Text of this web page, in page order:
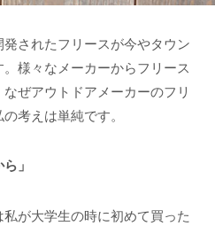
されたフリースが今やタウン
様々なメーカーからフリース
ぜアウトドアメーカーのフリ
考えは単純です。
」
が大学生の時に初めて買った